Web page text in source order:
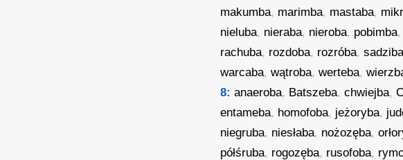
makumba, marimba, mastaba,
nieluba, nieraba, nieroba, pobimba,
rachuba, rozdoba, rozróba,
warcaba,wątroba,werteba,
8: anaeroba, Batszeba,chwiejba,
entameba, homofoba, jeżoryba,
niegruba, niesłaba, nożozęba,
półśruba, rogozęba, rusofoba,